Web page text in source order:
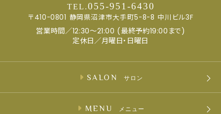
TEL.055-951-6430
〒410-0801 静岡県沼津市大手町5-8-8 中川ビル3F
営業時間／12:30～21:00 (最終予約19:00まで)
定休日／月曜日・日曜日
SALON サロン
MENU メニュー